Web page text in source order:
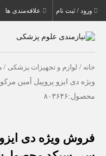
ورود / ثبت نام علاقه‌مندی ها
خانه / لوازم و تجهیزات پزشکی /
محصول:۸۰۳۶۴۶